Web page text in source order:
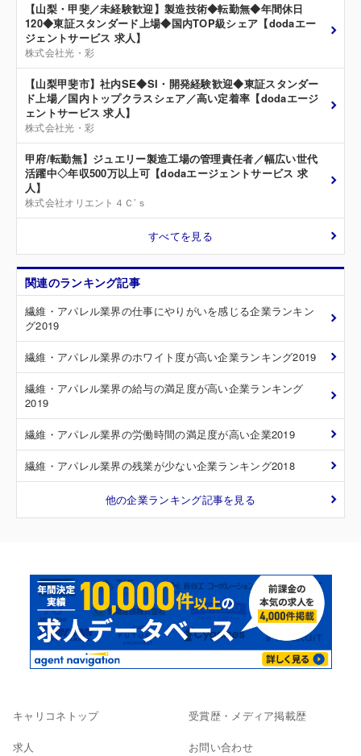
【山梨・甲斐／未経験歓迎】製造技術◆転勤無◆年間休日
120◆東証スタンダード上場◆国内TOP級シェア【dodaエー
ジェントサービス 求人】
株式会社光・彩
【山梨甲斐市】社内SE◆SI・開発経験歓迎◆東証スタンダー
ド上場／国内トップクラスシェア／高い定着率【dodaエージ
ェントサービス 求人】
株式会社光・彩
甲府/転勤無】ジュエリー製造工場の管理責任者／幅広い世代
活躍中◇年収500万以上可【dodaエージェントサービス 求
人】
株式会社オリエント４Ｃ’ｓ
すべてを見る
関連のランキング記事
繊維・アパレル業界の仕事にやりがいを感じる企業ランキン
グ2019
繊維・アパレル業界のホワイト度が高い企業ランキング2019
繊維・アパレル業界の給与の満足度が高い企業ランキング
2019
繊維・アパレル業界の労働時間の満足度が高い企業2019
繊維・アパレル業界の残業が少ない企業ランキング2018
他の企業ランキング記事を見る
キャリコネトップ
求人
受賞歴・メディア掲載歴
お問い合わせ